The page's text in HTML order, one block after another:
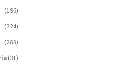
(196)
(224)
(283)
(31)